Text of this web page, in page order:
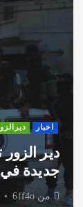
اخبار
دير
جديدة
من 6ff4o